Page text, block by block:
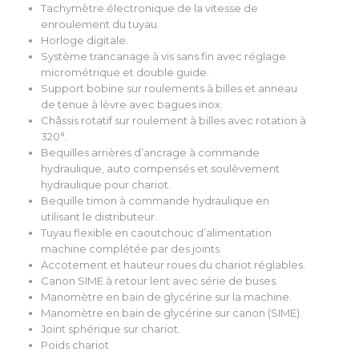
Tachymètre électronique de la vitesse de
enroulement du tuyau.
Horloge digitale.
Système trancanage à vis sans fin avec réglage
micrométrique et double guide.
Support bobine sur roulements à billes et anneau
de tenue à lèvre avec bagues inox.
Châssis rotatif sur roulement à billes avec rotation à
320°.
Bequilles arrières d’ancrage à commande
hydraulique, auto compensés et soulèvement
hydraulique pour chariot.
Bequille timon à commande hydraulique en
utilisant le distributeur.
Tuyau flexible en caoutchouc d’alimentation
machine complétée par des joints.
Accotement et hauteur roues du chariot réglables.
Canon SIME à retour lent avec série de buses.
Manomètre en bain de glycérine sur la machine.
Manomètre en bain de glycérine sur canon (SIME).
Joint sphérique sur chariot.
Poids chariot